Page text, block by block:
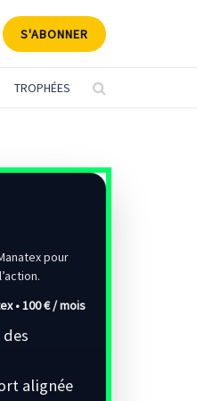
S'ABONNER
TROPHÉES
pour
•100 € / mois
alignée